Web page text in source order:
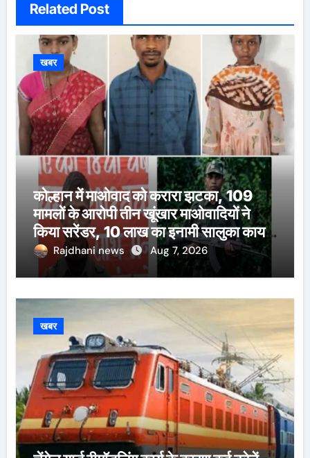
Related Post
खबर
कोल्हान में माओवाद को करारा झटका, 109
मामलों के आरोपी तीन खूंखार माओवादियों ने
किया सरेंडर, 10 लाख का इनामी सालुका कायम
भी शामिल
Rajdhani news Aug 7, 2026
खबर